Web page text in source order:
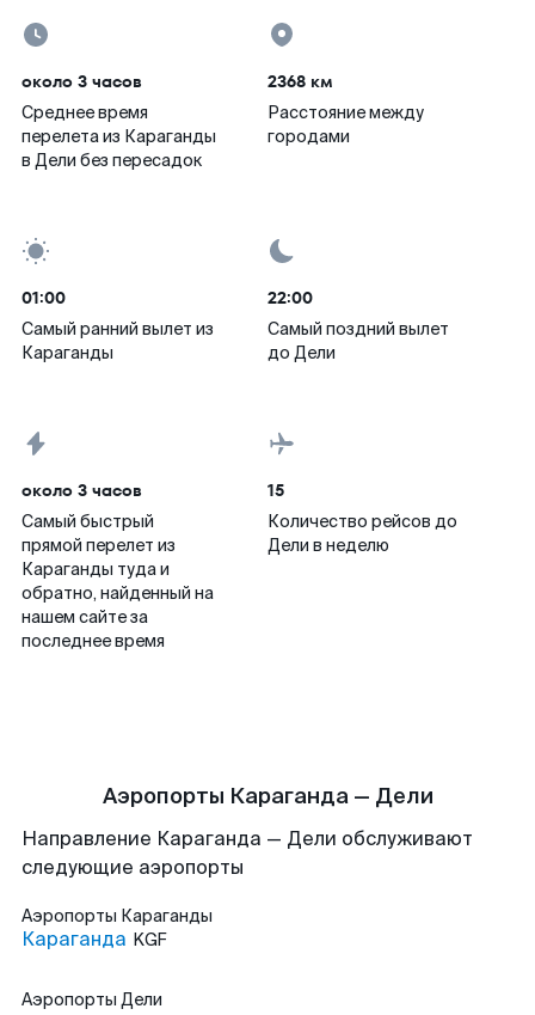
около 3 часов
Среднее время
перелета из Караганды
в Дели без пересадок
2368 км
Расстояние между
городами
01:00
Самый ранний вылет из
Караганды
22:00
Самый поздний вылет
до Дели
около 3 часов
Самый быстрый
прямой перелет из
Караганды туда и
обратно, найденный на
нашем сайте за
последнее время
15
Количество рейсов до
Дели в неделю
Аэропорты Караганда — Дели
Направление Караганда — Дели обслуживают
следующие аэропорты
Аэропорты Караганды
Караганда KGF
Аэропорты Дели